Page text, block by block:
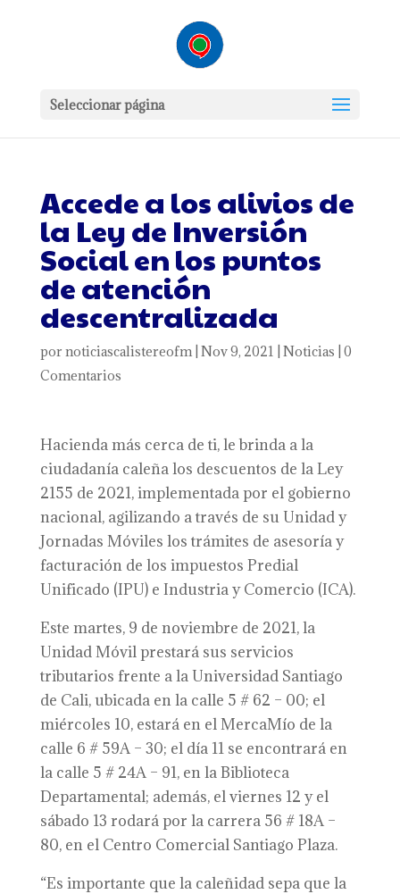
Seleccionar página
Accede a los alivios de
la Ley de Inversión
Social en los puntos
de atención
descentralizada
por noticiascalistereofm| Nov 9, 2021 Noticias 0
Comentarios
Hacienda más cerca de ti, le brinda a la
ciudadanía caleña los descuentos de la Ley
2155 de 2021, implementada por el gobierno
nacional, agilizando a través de su Unidad y
Jornadas Móviles los trámites de asesoría y
facturación de los impuestos Predial
Unificado (IPU) e Industria y Comercio (ICA).
Este martes, 9 de noviembre de 2021, la
Unidad Móvil prestará sus servicios
tributarios frente a la Universidad Santiago
de Cali, ubicada en la calle 5 # 62 – 00; el
miércoles 10, estará en el MercaMío de la
calle 6 # 59A – 30; el día 11 se encontrará en
la calle 5 # 24A – 91, en la Biblioteca
Departamental; además, el viernes 12 y el
sábado 13 rodará por la carrera 56 # 18A –
80, en el Centro Comercial Santiago Plaza.
“Es importante que la caleñidad sepa que la